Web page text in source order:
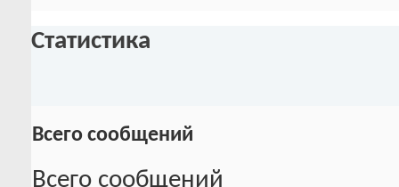
Статистика
Всего сообщений
Всего сообщений